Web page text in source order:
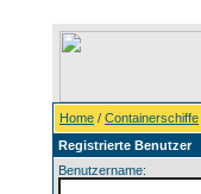
Home / Containerschiffe
Registrierte Benutzer
Benutzername: